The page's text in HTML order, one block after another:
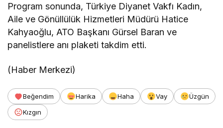
Program sonunda, Türkiye Diyanet Vakfı Kadın,
Aile ve Gönüllülük Hizmetleri Müdürü Hatice
Kahyaoğlu, ATO Başkanı Gürsel Baran ve
panelistlere anı plaketi takdim etti.
(Haber Merkezi)
Beğendim Harika Haha Vay
Üzgün
Kızgın